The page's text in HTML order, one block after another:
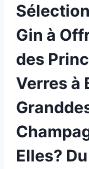
Gin à
des
Verres à
Elles?